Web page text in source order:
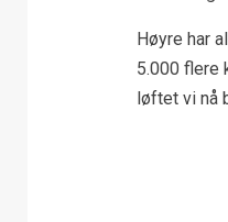
Høyre har
5.000 flere
løftet vi nå